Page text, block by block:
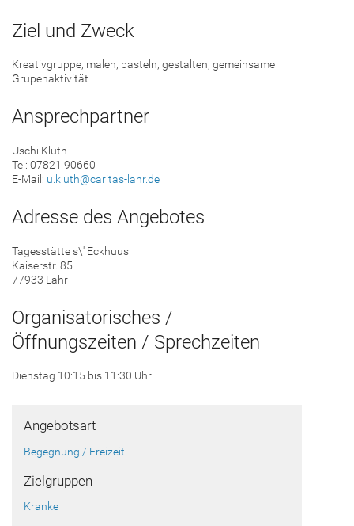
Ziel und Zweck
Kreativgruppe, malen, basteln, gestalten, gemeinsame
Grupenaktivität
Ansprechpartner
Uschi Kluth
Tel: 07821 90660
E-Mail: u.kluth@caritas-lahr.de
Adresse des Angebotes
Tagesstätte s\' Eckhuus
Kaiserstr. 85
77933 Lahr
Organisatorisches /
Öffnungszeiten / Sprechzeiten
Dienstag 10:15 bis 11:30 Uhr
Angebotsart
Begegnung / Freizeit
Zielgruppen
Kranke